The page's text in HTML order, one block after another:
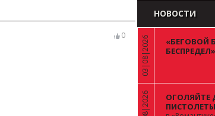
0
НОВОСТИ
«
03|08|2026
«БЕГОВОЙ
«
ОГОЛЯЙТЕ
ПИСТОЛЕТЫ